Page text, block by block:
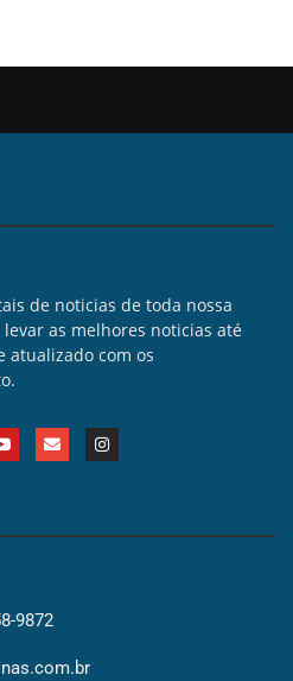
de noticias de toda nossa
as melhores noticias até
atualizado com os
9872